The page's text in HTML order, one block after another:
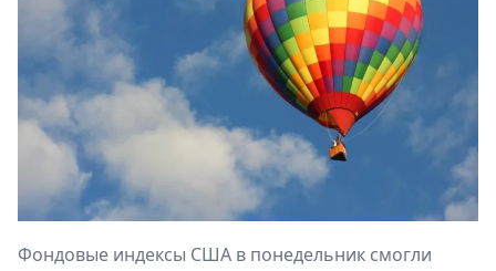
Фондовые индексы США в понедельник смогли